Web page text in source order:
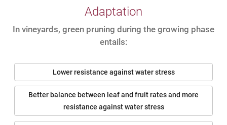
Adaptation
In vineyards, green pruning during the growing phase
entails:
Lower resistance against water stress
Better balance between leaf and fruit rates and more
resistance against water stress